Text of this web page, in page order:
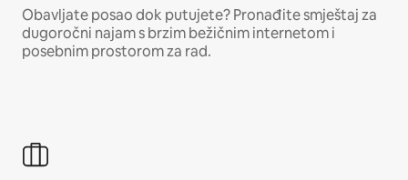
Obavljate posao dok putujete? Pronađite smještaj za
dugoročni najam s brzim bežičnim internetom i
posebnim prostorom za rad.